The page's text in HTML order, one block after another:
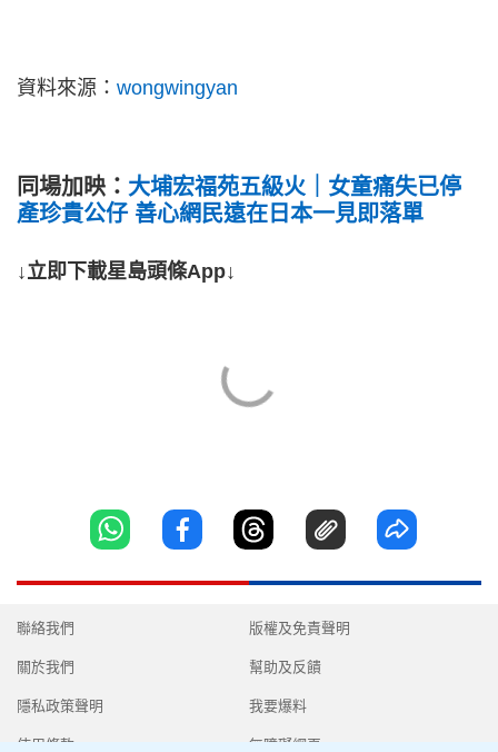
資料來源： wongwingyan
同場加映： 大埔宏福苑五級火｜女童痛失已停
產珍貴公仔 善心網民遠在日本一見即落單
↓立即下載星島頭條App↓
聯絡我們
關於我們
隱私政策聲明
使用條款
版權及免責聲明
幫助及反饋
我要爆料
無障礙網頁